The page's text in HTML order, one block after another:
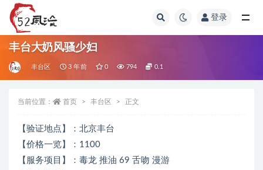
登录
丰台大奶风骚少妇
丰台区 3 年前 0 794 0.1
当前位置： 首页 丰台区 正文
【验证地点】：北京丰台
【价格一览】：1100
【服务项目】：毒龙 推油 69 舌吻 漫游